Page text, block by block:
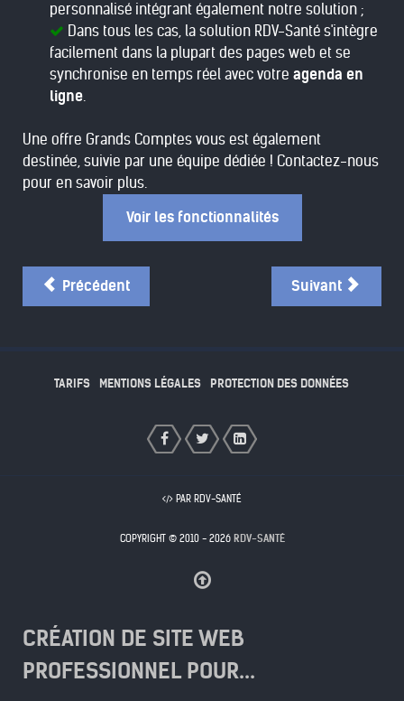
personnalisé intégrant également notre solution ;
Dans tous les cas, la solution RDV-Santé s'intègre
facilement dans la plupart des pages web et se
synchronise en temps réel avec votre agenda en
ligne.
Une offre Grands Comptes vous est également
destinée, suivie par une équipe dédiée ! Contactez-nous
pour en savoir plus.
Voir les fonctionnalités
Précédent Suivant
TARIFS MENTIONS LÉGALES PROTECTION DES DONNÉES
PAR RDV-SANTÉ
COPYRIGHT © 2010 - 2026 RDV-SANTÉ
CRÉATION DE SITE WEB
PROFESSIONNEL POUR...